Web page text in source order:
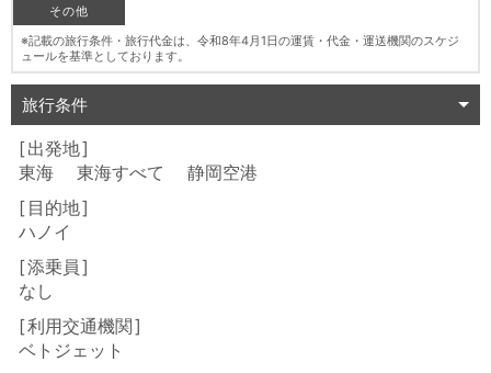
その他
※記載の旅行条件・旅行代金は、令和8年4月1日の運賃・代金・運送機関のスケジ
ュールを基準としております。
旅行条件
出発地
東海 東海すべて 静岡空港
目的地
ハノイ
添乗員
なし
利用交通機関
ベトジェット